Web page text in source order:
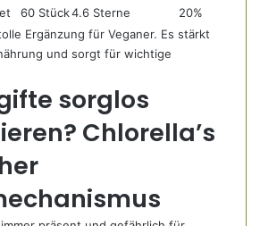
60 Stück4.6 Sterne
20%
Ergänzung für Veganer. Es stärkt
und sorgt für wichtige
sorglos
Chlorella’s